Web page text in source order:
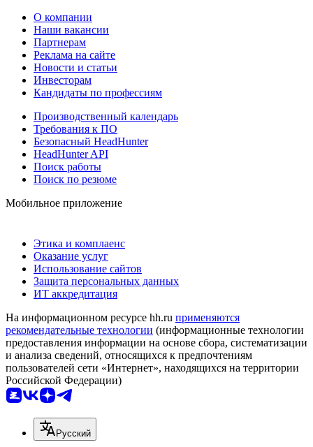
О компании
Наши вакансии
Партнерам
Реклама на сайте
Новости и статьи
Инвесторам
Кандидаты по профессиям
Производственный календарь
Требования к ПО
Безопасный HeadHunter
HeadHunter API
Поиск работы
Поиск по резюме
Мобильное приложение
Этика и комплаенс
Оказание услуг
Использование сайтов
Защита персональных данных
ИТ аккредитация
На информационном ресурсе hh.ru применяются
рекомендательные технологии (информационные технологии
предоставления информации на основе сбора, систематизации
и анализа сведений, относящихся к предпочтениям
пользователей сети «Интернет», находящихся на территории
Российской Федерации)
Русский